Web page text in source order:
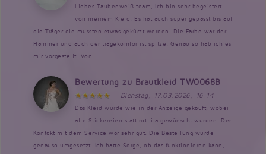
Liebes Taubenweiß team, Ich bin sehr begeistert
von meinem Kleid. Es hat auch super gepasst bis auf
die Träger die mussten etwas gekürzt werden. Die Farbe war der
Hammer und auch der tragekomfor ist spitze. Genau so hab ich es
mir vorgestellt. Von...
Bewertung zu Brautkleid TW0068B
Dienstag, 17.03.2026, 16:14
Das Kleid wurde wie in der Anzeige gekauft, wobei
alle Stickereien statt rot lila gewünscht wurden. Der
Kontakt mit dem Service war sehr gut. Die Bestellung wurde
genauso umgesetzt. Ich hatte Sorge, ob das funktionieren kann,